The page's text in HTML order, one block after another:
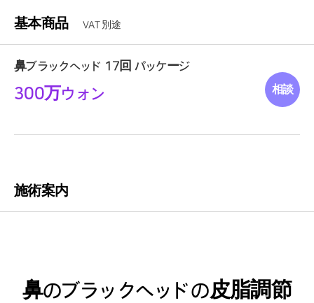
基本商品 VAT 別途
鼻ブラックヘッド 17回 パッケージ
300万ウォン 相談
施術案内
鼻のブラックヘッドの皮脂調節